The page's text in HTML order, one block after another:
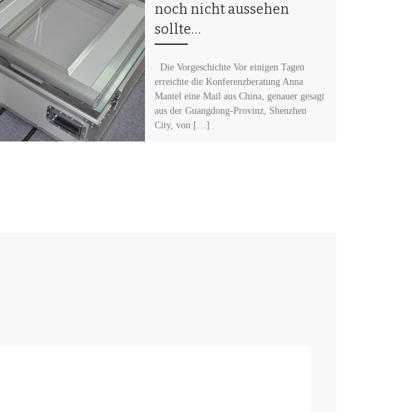
noch nicht aussehen
sollte…
Die Vorgeschichte Vor einigen Tagen
erreichte die Konferenzberatung Anna
Mantel eine Mail aus China, genauer gesagt
aus der Guangdong-Provinz, Shenzhen
City, von […]